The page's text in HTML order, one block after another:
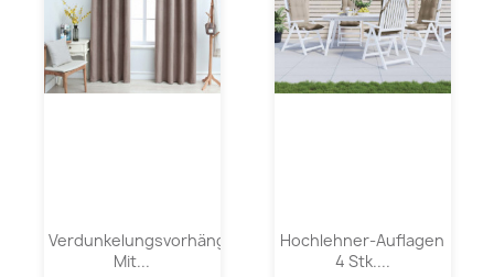
Verdunkelungsvorhänge
Mit...
Hochlehner-Auflagen
4 Stk....